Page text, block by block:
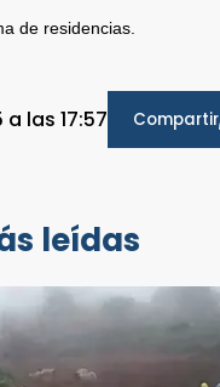
de residencias.
las 17:57 Compartir
leídas